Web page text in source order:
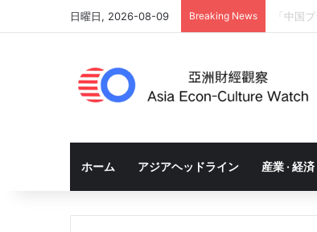
日曜日, 2026-08-09 Breaking News 「中国
ホーム アジアヘッドライン 産業 · 経済